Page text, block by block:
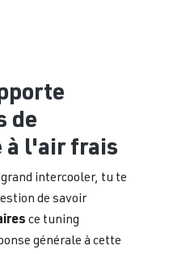
de
à l'air frais
intercooler, tu te
de savoir
ce tuning
générale à cette